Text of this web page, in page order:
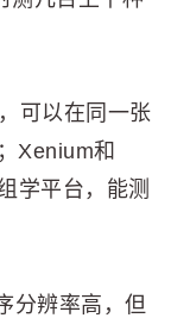
可以在同一张
Xenium和
学平台，能测
分辨率高，但